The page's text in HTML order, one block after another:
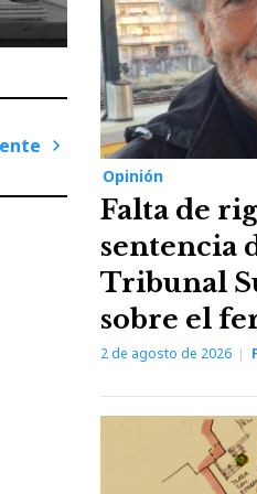
Opinión
Falta de
sentencia
Tribunal
sobre el
2 de agosto de 2026